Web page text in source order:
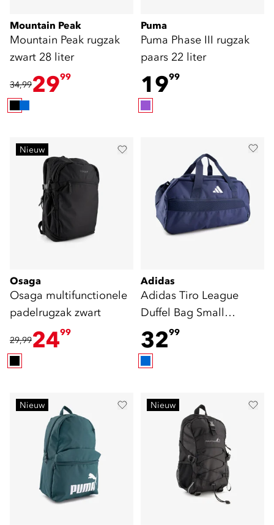
Mountain Peak
Mountain Peak rugzak
zwart 28 liter
34,992999
Puma
Puma Phase III rugzak
paars 22 liter
1999
Nieuw
Osaga
Osaga multifunctionele
padelrugzak zwart
29,992499
Adidas
Adidas Tiro League
Duffel Bag Small
sporttas blauw
3299
Nieuw Nieuw